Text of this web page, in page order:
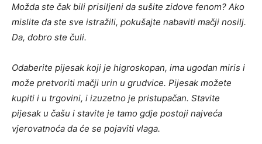
Možda ste čak bili prisiljeni da sušite zidove fenom? Ako
mislite da ste sve istražili, pokušajte nabaviti mačji nosilj.
Da, dobro ste čuli.
Odaberite pijesak koji je higroskopan, ima ugodan miris i
može pretvoriti mačji urin u grudvice. Pijesak možete
kupiti i u trgovini, i izuzetno je pristupačan. Stavite
pijesak u čašu i stavite je tamo gdje postoji najveća
vjerovatnoća da će se pojaviti vlaga.